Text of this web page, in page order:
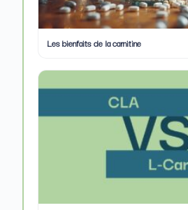
Les bienfaits de la carnitine